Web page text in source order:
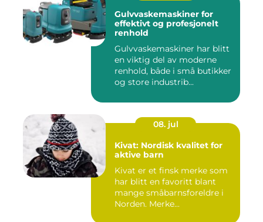
Gulvvaskemaskiner for
effektivt og profesjonelt
renhold
Gulvvaskemaskiner har blitt
en viktig del av moderne
renhold, både i små butikker
og store industrib...
08. jul
Kivat: Nordisk kvalitet for
aktive barn
Kivat er et finsk merke som
har blitt en favoritt blant
mange småbarnsforeldre i
Norden. Merke...